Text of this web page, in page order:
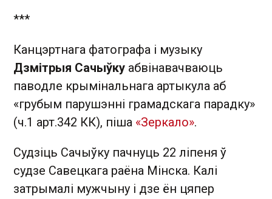
***
Канцэртнага фатографа і музыку
Дзмітрыя Сачыўку абвінавачваюць
паводле крымінальнага артыкула аб
«грубым парушэнні грамадскага парадку»
(ч.1 арт.342 КК), піша «Зеркало».
Судзіць Сачыўку пачнуць 22 ліпеня ў
судзе Савецкага раёна Мінска. Калі
затрымалі мужчыну і дзе ён цяпер